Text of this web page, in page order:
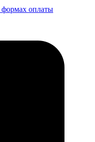
формах оплаты